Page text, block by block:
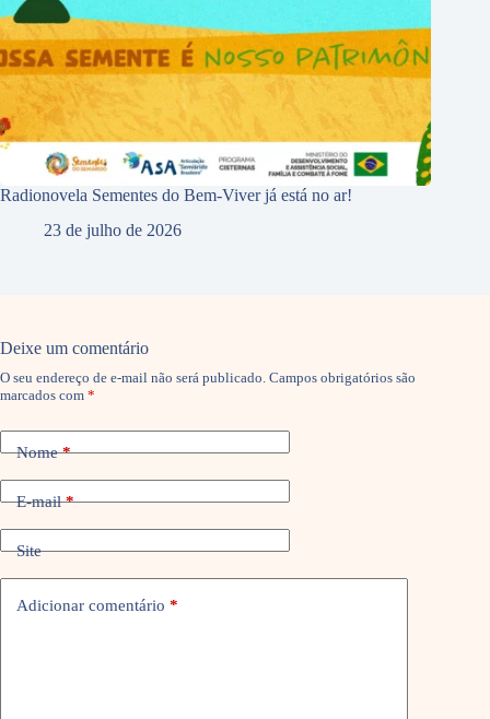
Radionovela Sementes do Bem-Viver já está no ar!
23 de julho de 2026
Deixe um comentário
O seu endereço de e-mail não será publicado. Campos obrigatórios são
marcados com *
Nome*
E-mail*
Site
Adicionar comentário *